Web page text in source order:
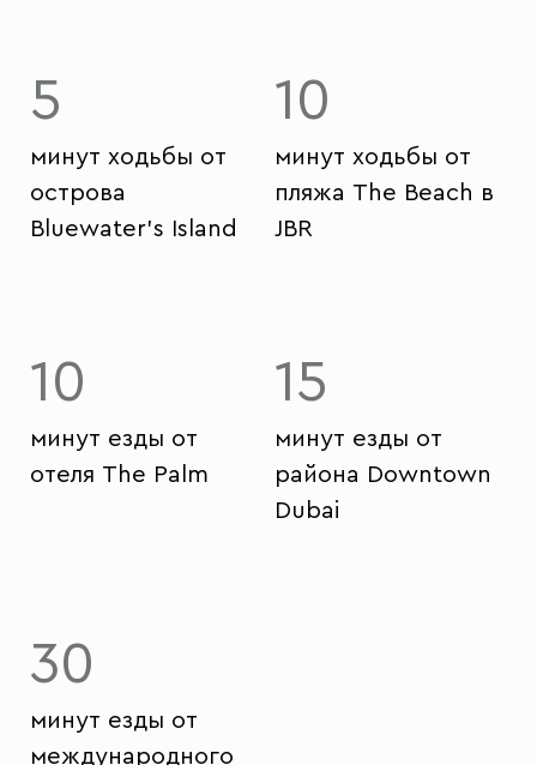
5
минут ходьбы от
острова
Bluewater's Island
10
минут ходьбы от
пляжа The Beach в
JBR
10
минут езды от
отеля The Palm
15
минут езды от
района Downtown
Dubai
30
минут езды от
международного